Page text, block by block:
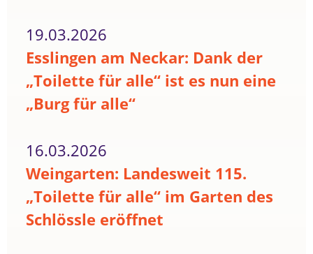
19.03.2026
Esslingen am Neckar: Dank der
„Toilette für alle“ ist es nun eine
„Burg für alle“
16.03.2026
Weingarten: Landesweit 115.
„Toilette für alle“ im Garten des
Schlössle eröffnet